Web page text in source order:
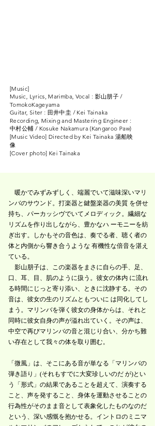
[Music]
Music, Lyrics, Marimba, Vocal : 影山朋子 /
TomokoKageyama
Guitar, Siter : 田井中圭 / Kei Tainaka
Recording, Mixing and Mastering Engineer :
中村公輔 / Kosuke Nakamura (Kangaroo Paw)
[Music Video] Directed by Kei Tainaka 湯船映
像
[Cover photo] Kei Tainaka
暖かでみずみずしく、端麗でいて滋味深いマリ
ンバのサウンド。打楽器と鍵盤楽器の美質 を併せ
持ち、 パーカッシヴでいてメロディック。繊細な
リズムを作り出しながら、豊かなハ ーモニーを紡
ぎ出す。
しかもその音色は、奏でる者、聴く者の
体と内側から響き合うような 有機性な倍音を湛え
ている。
影山朋子は、この楽器をまさに自らの手、足、
口、耳、目、肌のように扱う。彼女の体内 に流れ
る時間にじっと寄り添い、ときに沈静する。その
音は、彼女の生のリズムともついに は同化してし
まう。マリンバを弾く彼女の身体からは、それと
同時に彼女自身の声が溢れ出ていく。その声は、
中空で再びマリンバの音と混じり合い、分かち難
い存在として我々の体を取り囲む。
「微風」は、そこにある音が単なる「マリンバの
弾き語り」(それもすでに大変珍しいのだ が)とい
う「形式」の結果であることを超えて、演奏する
こと、声を発すること、身体を運動させることの
行為性がそのまま音として表象化したものなのだ
という、深い感慨を抱かせる。イントロのミニマ